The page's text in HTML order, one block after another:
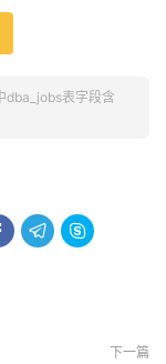
dba_jobs表字段含
 
下一篇